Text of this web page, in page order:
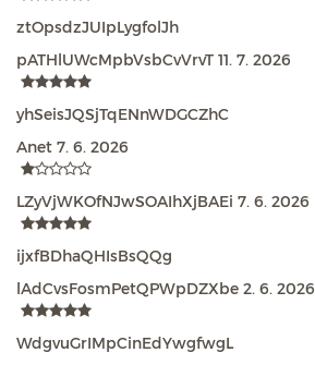
ztOpsdzJUIpLygfolJh
pATHlUWcMpbVsbCvVrvT 11. 7. 2026
yhSeisJQSjTqENnWDGCZhC
Anet 7. 6. 2026
LZyVjWKOfNJwSOAIhXjBAEi 7. 6. 2026
ijxfBDhaQHIsBsQQg
lAdCvsFosmPetQPWpDZXbe 2. 6. 2026
WdgvuGrIMpCinEdYwgfwgL